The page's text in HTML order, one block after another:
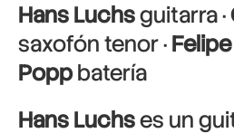
Hans Luchsguitarra ·
saxofón tenor ·
Poppbatería
Hans Luchses un